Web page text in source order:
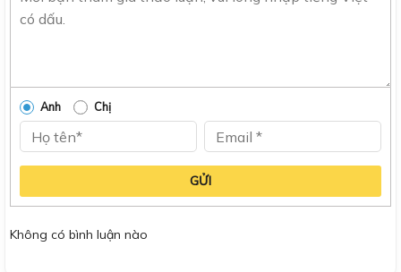
Anh Chị
GỬI
Không có bình luận nào